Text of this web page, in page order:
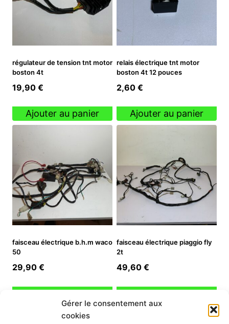
Gérer le consentement aux
cookies
régulateur de tension tnt motor
boston 4t
19,90 €
Ajouter au panier
relais électrique tnt motor
boston 4t 12 pouces
2,60 €
Ajouter au panier
faisceau électrique b.h.m waco
50
29,90 €
Ajouter au panier
faisceau électrique piaggio fly
2t
49,60 €
Ajouter au panier